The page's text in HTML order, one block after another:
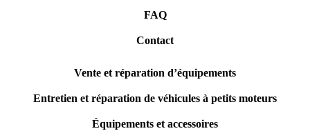
FAQ
Contact
Vente et réparation d’équipements
Entretien et réparation de véhicules à petits moteurs
Équipements et accessoires